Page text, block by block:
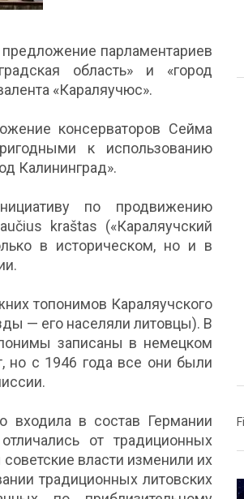
парламентариев
область» и «город
«Караляучюс».
консерваторов Сейма
к использованию
Калининград».
по продвижению
kraštas («Караляучский
в историческом, но и в
топонимов Караляучского
— его населяли литовцы). В
записаны в немецком
но с 1946 года все они были
входила в состав Германии
от традиционных
власти изменили их
традиционных литовских